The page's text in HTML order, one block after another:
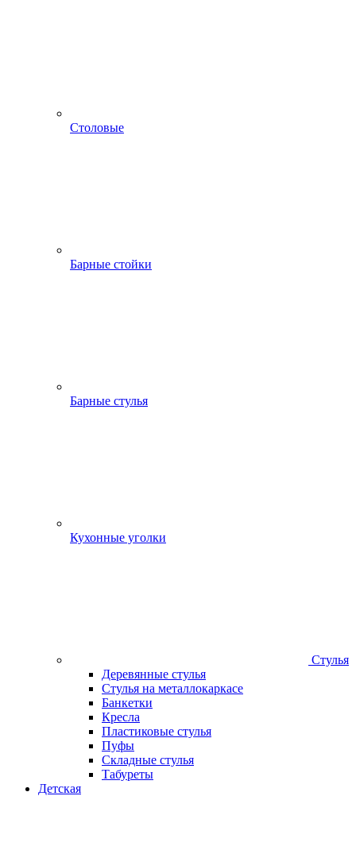
Столовые
Барные стойки
Барные стулья
Кухонные уголки
Стулья
Деревянные стулья
Стулья на металлокаркасе
Банкетки
Кресла
Пластиковые стулья
Пуфы
Складные стулья
Табуреты
Детская